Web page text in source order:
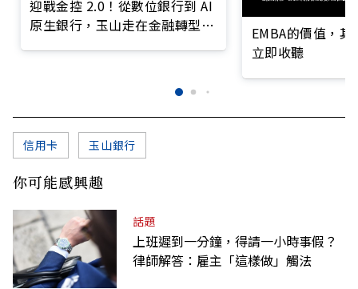
迎戰金控 2.0！從數位銀行到 AI
原生銀行，玉山走在金融轉型最
EMBA的價值，
立即收聽
信用卡 玉山銀行
你可能感興趣
話題
上班遲到一分鐘，得請一小時事假？
律師解答：雇主「這樣做」觸法